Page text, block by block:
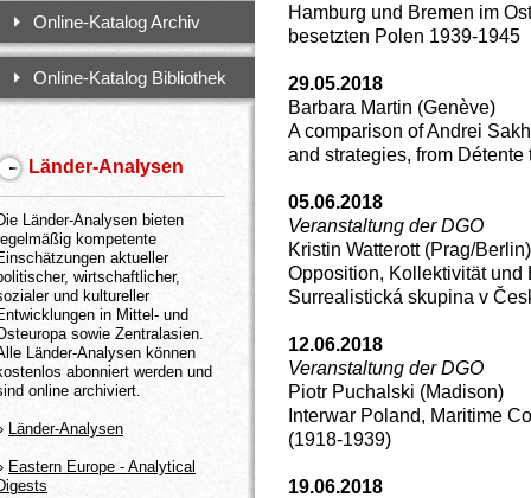
Hamburg und Bremen im
besetzten Polen 1939-1945
29.05.2018
Barbara Martin (Genève)
A comparison of Andrei
and strategies, from Détente
05.06.2018
Veranstaltung der DGO
Kristin Watterott (Prag/Berlin)
Opposition, Kollektivität und
Surrealistická skupina v
12.06.2018
Veranstaltung der DGO
Piotr Puchalski (Madison)
Interwar Poland, Maritime
(1918-1939)
19.06.2018
Online-Katalog Archiv
Online-Katalog Bibliothek
Länder-Analysen
Länder-Analysen bieten
kompetente
aktueller
wirtschaftlicher,
und kultureller
in Mittel- und
sowie Zentralasien.
Länder-Analysen können
abonniert werden und
online archiviert.
Länder-Analysen
Eastern Europe - Analytical